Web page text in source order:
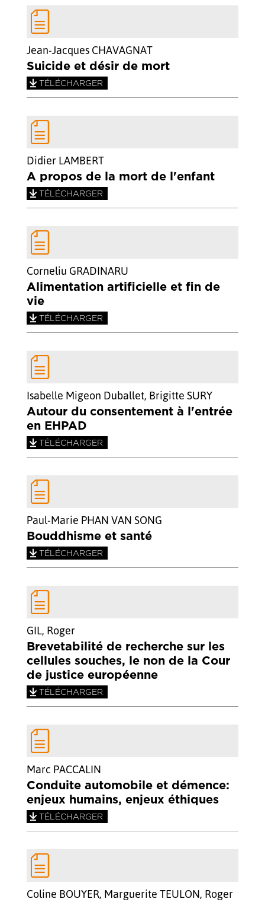
Jean-Jacques CHAVAGNAT
Suicide et désir de mort
TÉLÉCHARGER
Didier LAMBERT
A propos de la mort de l'enfant
TÉLÉCHARGER
Corneliu GRADINARU
Alimentation artificielle et fin de
vie
TÉLÉCHARGER
Isabelle Migeon Duballet, Brigitte SURY
Autour du consentement à l'entrée
en EHPAD
TÉLÉCHARGER
Paul-Marie PHAN VAN SONG
Bouddhisme et santé
TÉLÉCHARGER
GIL, Roger
Brevetabilité de recherche sur les
cellules souches, le non de la Cour
de justice européenne
TÉLÉCHARGER
Marc PACCALIN
Conduite automobile et démence:
enjeux humains, enjeux éthiques
TÉLÉCHARGER
Coline BOUYER, Marguerite TEULON, Roger